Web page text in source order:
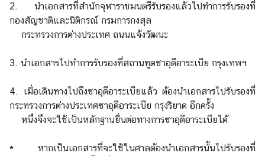
ะ
เ
ศ
เ
กี่
ย
ว
2. นำเอกสารที่สำนักจุฬาราชมนตรีรับรองแล้วไปทำการรับรองที่
กองสัญชาติและนิติกรณ์ กรมการกงสุล
กระทรวงการต่างประเทศ ถนนแจ้งวัฒนะ
3. นำเอกสารไปทำการรับรองที่สถานทูตซาอุดีอาระเบีย กรุงเทพฯ
4. เมื่อเดินทางไปถึงซาอุดีอาระเบียแล้ว ต้องนำเอกสารไปรับรองที่
กระทรวงการต่างประเทศซาอุดีอาระเบีย กรุงริยาด อีกครั้ง
หนึ่งจึงจะใช้เป็นหลักฐานยื่นต่อทางการซาอุดีอาระเบียได้
* หากเป็นเอกสารที่จะใช้ในศาลต้องนำเอกสารนั้นไปรับรองที่